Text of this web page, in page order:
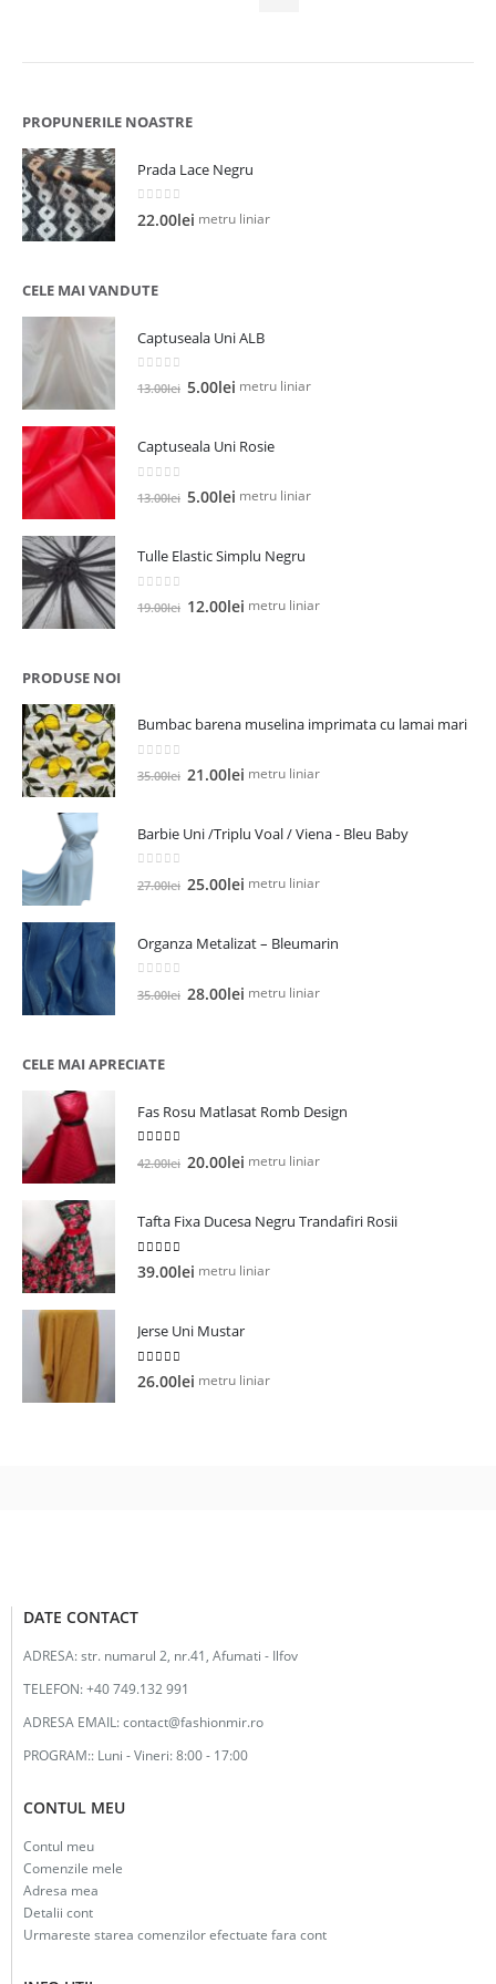
PROPUNERILE NOASTRE
Prada Lace Negru
0 out of 5
22.00lei metru liniar
CELE MAI VANDUTE
Captuseala Uni ALB
out of 5
13.00lei Prețul
fost:
5.00lei Prețul
5.00lei.
metru liniar
Captuseala Uni Rosie
out of 5
13.00lei Prețul
fost:
5.00lei Prețul
5.00lei.
metru liniar
Tulle Elastic Simplu Negru
out of 5
19.00lei Prețul
12.00lei Prețul
metru liniar
PRODUSE NOI
Bumbac barena muselina imprimata cu lamai mari
out of 5
35.00lei Prețul
fost:
21.00lei Prețul
21.00lei.
metru liniar
Barbie Uni /Triplu Voal / Viena - Bleu Baby
out of 5
27.00lei Prețul
fost:
25.00lei Prețul
25.00lei.
metru liniar
Organza Metalizat – Bleumarin
out of 5
35.00lei Prețul
28.00lei Prețul
metru liniar
CELE MAI APRECIATE
Fas Rosu Matlasat Romb Design
out of 5
42.00lei Prețul
fost:
20.00lei Prețul
20.00lei.
metru liniar
Tafta Fixa Ducesa Negru Trandafiri Rosii
5.00out of 5
39.00lei metru liniar
Jerse Uni Mustar
5.00out of 5
26.00lei metru liniar
DATE CONTACT
ADRESA:str. numarul 2, nr.41, Afumati - Ilfov
TELEFON:+40 749.132 991
ADRESA EMAIL:contact@fashionmir.ro
PROGRAM:: Luni - Vineri: 8:00 - 17:00
CONTUL MEU
Contul meu
Comenzile mele
Adresa mea
Detalii cont
Urmareste starea comenzilor efectuate fara cont